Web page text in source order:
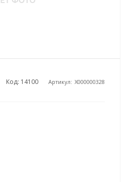
Код: 14100 Артикул: X000000328